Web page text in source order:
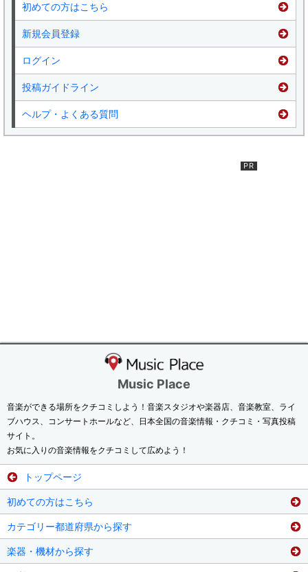
初めての方はこちら
新規会員登録
ログイン
投稿ガイドライン
ヘルプ・よくある質問
Music Place
音楽ができる場所をクチコミしよう！音楽スタジオや楽器店、音楽教室、ライ
ブハウス、コンサートホールなど、日本全国の音楽情報・クチコミ・写真投稿
サイト。
お気に入りの音楽情報をクチコミして広めよう！
トップページ
初めての方はこちら
カテゴリー都道府県から探す
楽器・機材から探す